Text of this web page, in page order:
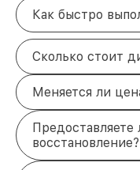
Как быстро
Сколько стоит
Меняется ли
восстановление?